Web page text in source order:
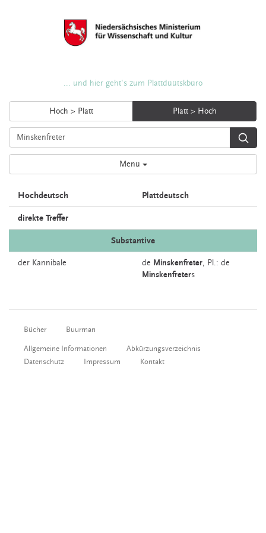
... und hier geht's zum Plattdüütskbüro
Hoch > Platt Platt > Hoch
Menü
Hochdeutsch Plattdeutsch
direkte Treffer
Substantive
der Kannibale de Minskenfreter, Pl.: de
Minskenfreters
Bücher Buurman
Allgemeine Informationen
Abkürzungsverzeichnis
Datenschutz
Impressum Kontakt